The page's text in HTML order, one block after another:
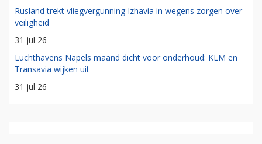
Rusland trekt vliegvergunning Izhavia in wegens zorgen over
veiligheid
31 jul 26
Luchthavens Napels maand dicht voor onderhoud: KLM en
Transavia wijken uit
31 jul 26